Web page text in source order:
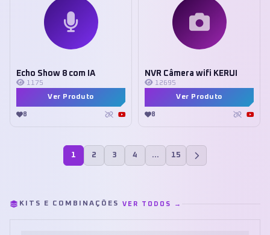
Echo Show 8 com IA
1175
Ver Produto
8
NVR Câmera wifi KERUI
12695
Ver Produto
8
1 2 3 4 … 15
KITS E COMBINAÇÕES VER TODOS →